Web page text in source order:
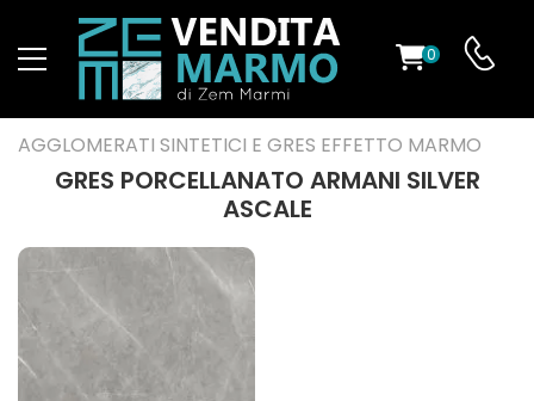
0
AGGLOMERATI SINTETICI E GRES EFFETTO MARMO
GRES PORCELLANATO ARMANI SILVER
ASCALE